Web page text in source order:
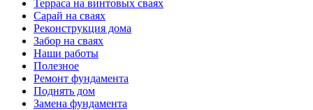
Терраса на винтовых сваях
Cарай на сваях
Реконструкция дома
Забор на сваях
Наши работы
Полезное
Ремонт фундамента
Поднять дом
Замена фундамента